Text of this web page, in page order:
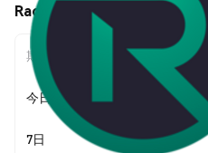
Racoon (RAC) の価格変動
期間 金額変動
今日 $0.00
7日 +$0.00